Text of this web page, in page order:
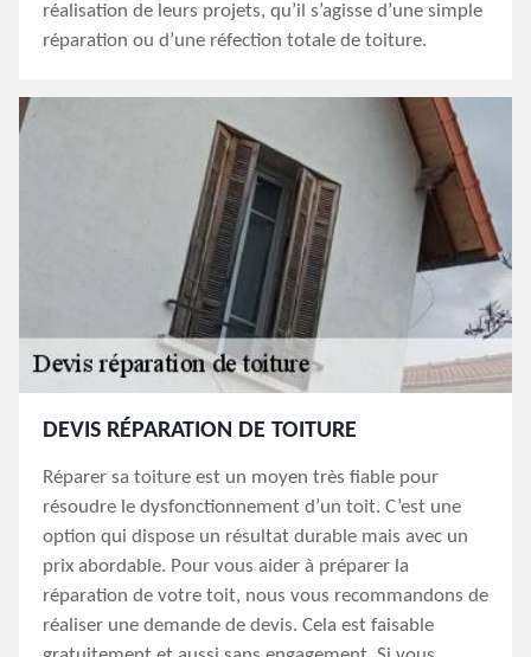
réalisation de leurs projets, qu’il s’agisse d’une simple
réparation ou d’une réfection totale de toiture.
DEVIS RÉPARATION DE TOITURE
Réparer sa toiture est un moyen très fiable pour
résoudre le dysfonctionnement d’un toit. C’est une
option qui dispose un résultat durable mais avec un
prix abordable. Pour vous aider à préparer la
réparation de votre toit, nous vous recommandons de
réaliser une demande de devis. Cela est faisable